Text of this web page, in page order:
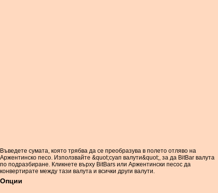
Въведете сумата, която трябва да се преобразува в полето отляво на
Аржентинско песо. Използвайте &quot;суап валути&quot;, за да BitBar валута
по подразбиране. Кликнете върху BitBars или Аржентински песос да
конвертирате между тази валута и всички други валути.
Опции